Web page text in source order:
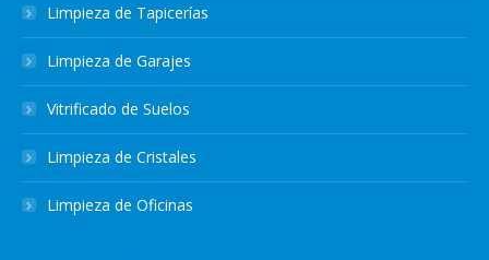
Limpieza de Tapicerías
Limpieza de Garajes
Vitrificado de Suelos
Limpieza de Cristales
Limpieza de Oficinas